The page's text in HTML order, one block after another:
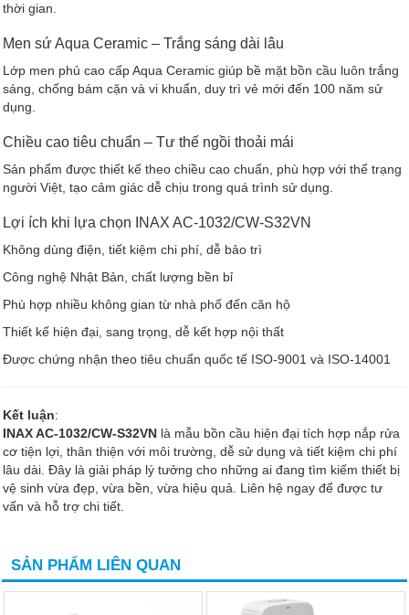
thời gian.
Men sứ Aqua Ceramic – Trắng sáng dài lâu
Lớp men phủ cao cấp Aqua Ceramic giúp bề mặt bồn cầu luôn trắng
sáng, chống bám cặn và vi khuẩn, duy trì vẻ mới đến 100 năm sử
dụng.
Chiều cao tiêu chuẩn – Tư thế ngồi thoải mái
Sản phẩm được thiết kế theo chiều cao chuẩn, phù hợp với thể trạng
người Việt, tạo cảm giác dễ chịu trong quá trình sử dụng.
Lợi ích khi lựa chọn INAX AC-1032/CW-S32VN
Không dùng điện, tiết kiệm chi phí, dễ bảo trì
Công nghệ Nhật Bản, chất lượng bền bỉ
Phù hợp nhiều không gian từ nhà phố đến căn hộ
Thiết kế hiện đại, sang trọng, dễ kết hợp nội thất
Được chứng nhận theo tiêu chuẩn quốc tế ISO-9001 và ISO-14001
Kết luận:
INAX AC-1032/CW-S32VN là mẫu bồn cầu hiện đại tích hợp nắp rửa
cơ tiện lợi, thân thiện với môi trường, dễ sử dụng và tiết kiệm chi phí
lâu dài. Đây là giải pháp lý tưởng cho những ai đang tìm kiếm thiết bị
vệ sinh vừa đẹp, vừa bền, vừa hiệu quả. Liên hệ ngay để được tư
vấn và hỗ trợ chi tiết.
SẢN PHẨM LIÊN QUAN